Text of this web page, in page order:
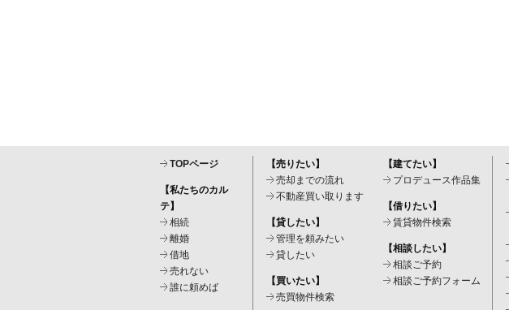
TOPページ
【私たちのカル
テ】
相続
離婚
借地
売れない
誰に頼めば
【売りたい】
売却までの流れ
不動産買い取ります
【貸したい】
管理を頼みたい
貸したい
【買いたい】
売買物件検索
【建てたい】
プロデュース作品集
【借りたい】
賃貸物件検索
【相談したい】
相談ご予約
相談ご予約フォーム